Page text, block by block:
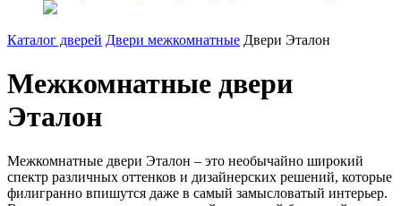
Каталог дверей Двери межкомнатные Двери Эталон
Межкомнатные двери
Эталон
Межкомнатные двери Эталон – это необычайно широкий
спектр различных оттенков и дизайнерских решений, которые
филигранно впишутся даже в самый замысловатый интерьер.